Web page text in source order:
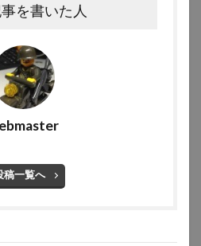
を書いた人
稿一覧へ